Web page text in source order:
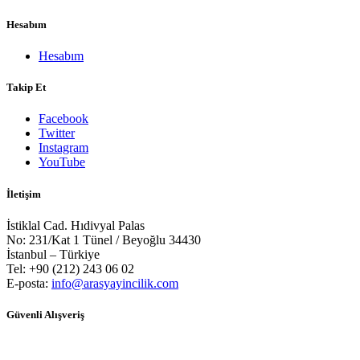
Hesabım
Hesabım
Takip Et
Facebook
Twitter
Instagram
YouTube
İletişim
İstiklal Cad. Hıdivyal Palas
No: 231/Kat 1 Tünel / Beyoğlu 34430
İstanbul – Türkiye
Tel: +90 (212) 243 06 02
E-posta: info@arasyayincilik.com
Güvenli Alışveriş